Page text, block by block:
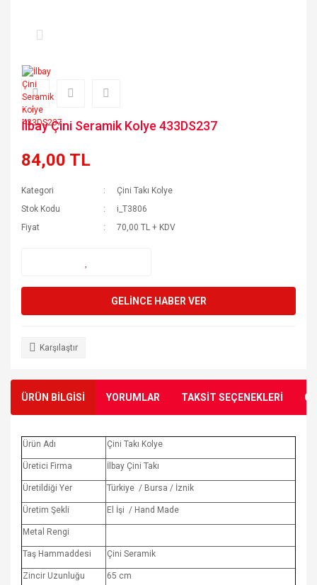
İlbay Çini Seramik Kolye 433DS237
84,00 TL
Kategori
Çini Takı Kolye
Stok Kodu
i_T3806
Fiyat
70,00 TL + KDV
GELİNCE HABER VER
Karşılaştır
ÜRÜN BİLGİSİ YORUMLAR TAKSİT SEÇENEKLERİ
Ürün Adı Çini Takı Kolye
Üretici Firma İlbay Çini Takı
Üretildiği Yer Türkiye / Bursa / İznik
Üretim Şekli El İşi / Hand Made
Metal Rengi
Taş Hammaddesi Çini Seramik
Zincir Uzunluğu 65 cm